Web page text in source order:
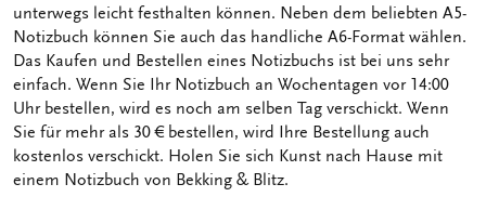
unterwegs leicht festhalten können. Neben dem beliebten A5-
Notizbuch können Sie auch das handliche A6-Format wählen.
Das Kaufen und Bestellen eines Notizbuchs ist bei uns sehr
einfach. Wenn Sie Ihr Notizbuch an Wochentagen vor 14:00
Uhr bestellen, wird es noch am selben Tag verschickt. Wenn
Sie für mehr als 30 € bestellen, wird Ihre Bestellung auch
kostenlos verschickt. Holen Sie sich Kunst nach Hause mit
einem Notizbuch von Bekking & Blitz.